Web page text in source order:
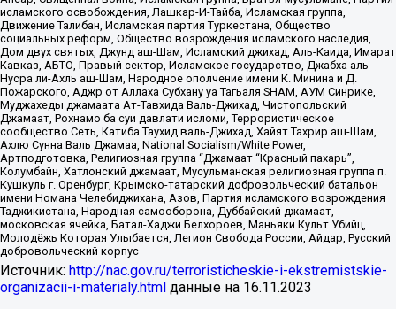
исламского освобождения, Лашкар-И-Тайба, Исламская группа,
Движение Талибан, Исламская партия Туркестана, Общество
социальных реформ, Общество возрождения исламского наследия,
Дом двух святых, Джунд аш-Шам, Исламский джихад, Аль-Каида, Имарат
Кавказ, АБТО, Правый сектор, Исламское государство, Джабха аль-
Нусра ли-Ахль аш-Шам, Народное ополчение имени К. Минина и Д.
Пожарского, Аджр от Аллаха Субхану уа Тагьаля SHAM, АУМ Синрике,
Муджахеды джамаата Ат-Тавхида Валь-Джихад, Чистопольский
Джамаат, Рохнамо ба суи давлати исломи, Террористическое
сообщество Сеть, Катиба Таухид валь-Джихад, Хайят Тахрир аш-Шам,
Ахлю Сунна Валь Джамаа, National Socialism/White Power,
Артподготовка, Религиозная группа “Джамаат “Красный пахарь”,
Колумбайн, Хатлонский джамаат, Мусульманская религиозная группа п.
Кушкуль г. Оренбург, Крымско-татарский добровольческий батальон
имени Номана Челебиджихана, Азов, Партия исламского возрождения
Таджикистана, Народная самооборона, Дуббайский джамаат,
московская ячейка, Батал-Хаджи Белхороев, Маньяки Культ Убийц,
Молодёжь Которая Улыбается, Легион Свобода России, Айдар, Русский
добровольческий корпус
Источник: http://nac.gov.ru/terroristicheskie-i-ekstremistskie-
organizacii-i-materialy.html данные на 16.11.2023